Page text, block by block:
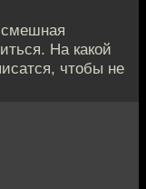
На какой
чтобы не